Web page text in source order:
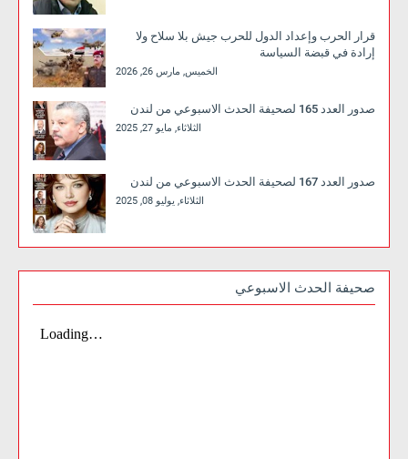
قرار الحرب وإعداد الدول للحرب جيش بلا سلاح ولا
إرادة في قبضة السياسة
الخميس, مارس 26, 2026
صدور العدد 165 لصحيفة الحدث الاسبوعي من لندن
الثلاثاء, مايو 27, 2025
صدور العدد 167 لصحيفة الحدث الاسبوعي من لندن
الثلاثاء, يوليو 08, 2025
صحيفة الحدث الاسبوعي